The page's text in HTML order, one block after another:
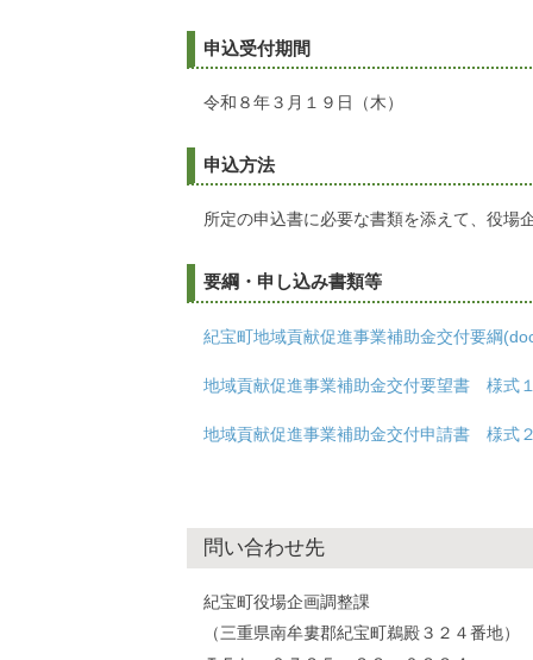
申込受付期間
令和８年３月１９日（木）
申込方法
所定の申込書に必要な書類を添えて、役場
要綱・申し込み書類等
紀宝町地域貢献促進事業補助金交付要綱
地域貢献促進事業補助金交付要望書 様式
地域貢献促進事業補助金交付申請書 様式
問い合わせ先
紀宝町役場企画調整課
（三重県南牟婁郡紀宝町鵜殿３２４番地）